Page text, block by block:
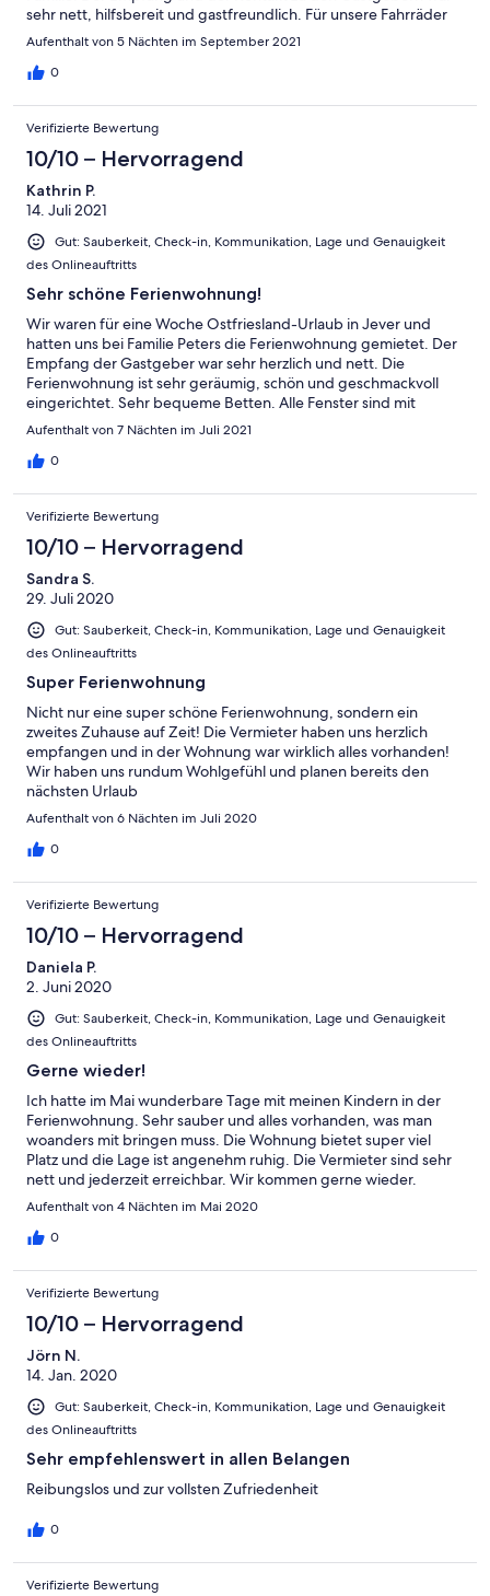
sehr nett, hilfsbereit und gastfreundlich. Für unsere Fahrräder
und den Radträger bekamen wir einen (großen) Platz in der
Garage, so dass diese sicher und trocken abgestellt werden
konnten, klasse! Mehrere Bäcker und gute
erreichbar. Die Wohnung ist ein idealer Ausgangspunkt für
Ausflüge und Radtouren im Wangerland, an der Küste und auf
die Inseln. Wir kommen gern wieder!
Aufenthalt von 5 Nächten im September 2021
0
Verifizierte Bewertung
10/10 – Hervorragend
Kathrin P.
14. Juli 2021
Gut: Sauberkeit, Check-in, Kommunikation, Lage und Genauigkeit
des Onlineauftritts
Sehr schöne Ferienwohnung!
Wir waren für eine Woche Ostfriesland-Urlaub in Jever und
hatten uns bei Familie Peters die Ferienwohnung gemietet. Der
Empfang der Gastgeber war sehr herzlich und nett. Die
Ferienwohnung ist sehr geräumig, schön und geschmackvoll
eingerichtet. Sehr bequeme Betten. Alle Fenster sind mit
Insektenschutz ausgestattet, was uns sehr entgegen kam. Die
mit Insektenschutz) haben wir sehr genossen, an warmen Tagen
in den Ohren. Die kleine Innenstadt von Jever mit vielen kleinen
Lädchen und guten Restaurants sind keine 5 Fahrminuten von
der Ferienwohnung entfernt. Einen Bäcker mit toller Auswahl
findet man gleich um die Ecke, ein Supermarkt ist auch in
wenigen Mnuten zu erreichen. Wir hatten dort eine sehr
angenehme Zeit. Vielen Dank an Familie Peters.
Aufenthalt von 7 Nächten im Juli 2021
0
Verifizierte Bewertung
10/10 – Hervorragend
Sandra S.
29. Juli 2020
Gut: Sauberkeit, Check-in, Kommunikation, Lage und Genauigkeit
des Onlineauftritts
Super Ferienwohnung
Nicht nur eine super schöne Ferienwohnung, sondern ein
zweites Zuhause auf Zeit! Die Vermieter haben uns herzlich
empfangen und in der Wohnung war wirklich alles vorhanden!
Wir haben uns rundum Wohlgefühl und planen bereits den
nächsten Urlaub
Aufenthalt von 6 Nächten im Juli 2020
0
Verifizierte Bewertung
10/10 – Hervorragend
Daniela P.
2. Juni 2020
Gut: Sauberkeit, Check-in, Kommunikation, Lage und Genauigkeit
des Onlineauftritts
Gerne wieder!
Ich hatte im Mai wunderbare Tage mit meinen Kindern in der
Ferienwohnung. Sehr sauber und alles vorhanden, was man
woanders mit bringen muss. Die Wohnung bietet super viel
Platz und die Lage ist angenehm ruhig. Die Vermieter sind sehr
nett und jederzeit erreichbar. Wir kommen gerne wieder.
Aufenthalt von 4 Nächten im Mai 2020
0
Verifizierte Bewertung
10/10 – Hervorragend
Jörn N.
14. Jan. 2020
Gut: Sauberkeit, Check-in, Kommunikation, Lage und Genauigkeit
des Onlineauftritts
Sehr empfehlenswert in allen Belangen
Reibungslos und zur vollsten Zufriedenheit
0
Verifizierte Bewertung